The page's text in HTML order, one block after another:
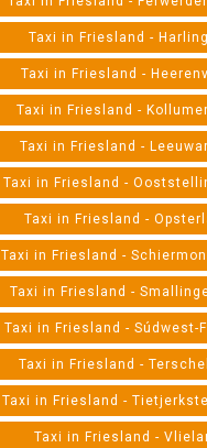
Taxi in Friesland -
Taxi in Friesland -
Taxi in Friesland -
Taxi in Friesland -
Taxi in Friesland -
Taxi in Friesland -
Taxi in Friesland -
Taxi in Friesland -
Taxi in Friesland - Súdwest-
Taxi in Friesland -
Taxi in Friesland -
Taxi in Friesland -